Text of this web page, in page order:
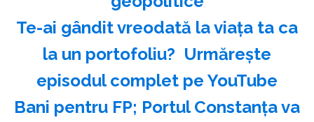
Te-ai gândit vreodată la viața ta ca
la un portofoliu? ️ Urmărește
episodul complet pe YouTube
Bani pentru FP; Portul Constanţa va